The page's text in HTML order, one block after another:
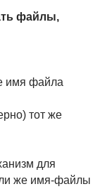
файлы,
имя файла
тот же
для
же имя-файлы